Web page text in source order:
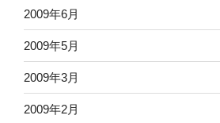
2009年6月
2009年5月
2009年3月
2009年2月